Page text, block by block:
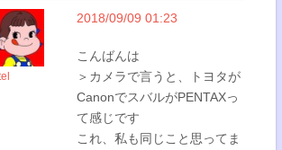
2018/09/09 01:23
こんばんは
＞カメラで言うと、トヨタが
CanonでスバルがPENTAXっ
て感じです
これ、私も同じこと思ってま